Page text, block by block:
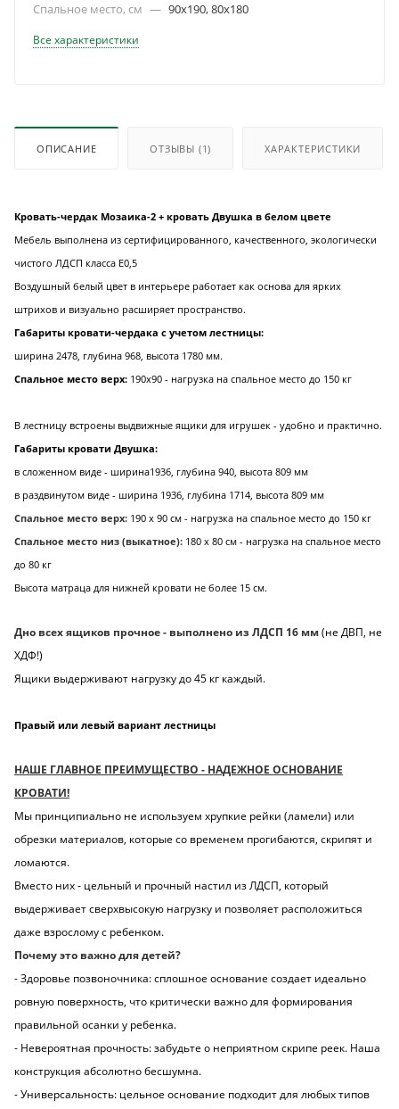
Спальное место, см — 90х190, 80х180
Все характеристики
ОПИСАНИЕ ОТЗЫВЫ (1) ХАРАКТЕРИСТИКИ
Кровать-чердак Мозаика-2 + кровать Двушка в белом цвете
Мебель выполнена из сертифицированного, качественного, экологически
чистого ЛДСП класса Е0,5
Воздушный белый цвет в интерьере работает как основа для ярких
штрихов и визуально расширяет пространство.
Габариты кровати-чердака с учетом лестницы:
ширина 2478, глубина 968, высота 1780 мм.
Спальное место верх: 190х90 - нагрузка на спальное место до 150 кг
В лестницу встроены выдвижные ящики для игрушек - удобно и практично.
Габариты кровати Двушка:
в сложенном виде - ширина1936, глубина 940, высота 809 мм
в раздвинутом виде - ширина 1936, глубина 1714, высота 809 мм
Спальное место верх: 190 х 90 см - нагрузка на спальное место до 150 кг
Спальное место низ (выкатное): 180 х 80 см - нагрузка на спальное место
до 80 кг
Высота матраца для нижней кровати не более 15 см.
Дно всех ящиков прочное - выполнено из ЛДСП 16 мм(не ДВП, не
ХДФ!)
Ящики выдерживают нагрузку до 45 кг каждый.
Правый или левый вариант лестницы
НАШЕ ГЛАВНОЕ ПРЕИМУЩЕСТВО - НАДЕЖНОЕ ОСНОВАНИЕ
КРОВАТИ!
Мы принципиально не используем хрупкие рейки (ламели) или
обрезки материалов, которые со временем прогибаются, скрипят и
ломаются.
Вместо них - цельный и прочный настил из ЛДСП, который
выдерживает сверхвысокую нагрузку и позволяет расположиться
даже взрослому с ребенком.
Почему это важно для детей?
- Здоровье позвоночника: сплошное основание создает идеально
ровную поверхность, что критически важно для формирования
правильной осанки у ребенка.
- Невероятная прочность: забудьте о неприятном скрипе реек. Наша
конструкция абсолютно бесшумна.
- Универсальность: цельное основание подходит для любых типов